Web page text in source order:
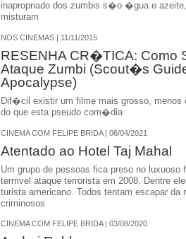
inapropriado dos zumbis s�o �gua e
misturam
NOS CINEMAS | 11/11/2015
RESENHA CR�TICA: Como
Ataque Zumbi (Scout�s
Apocalypse)
Dif�cil existir um filme mais grosso,
do que esta pseudo com�dia
CINEMA COM FELIPE BRIDA | 06/04/2021
Atentado ao Hotel Taj Mahal
Um grupo de pessoas fica preso no luxuoso
terrrivel ataque terrorista em 2008. Dentre
turista americano. Todos tentam escapar da
criminosos
CINEMA COM FELIPE BRIDA | 03/08/2020